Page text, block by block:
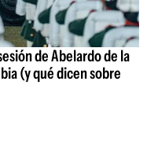
de Abelardo de la
(y qué dicen sobre